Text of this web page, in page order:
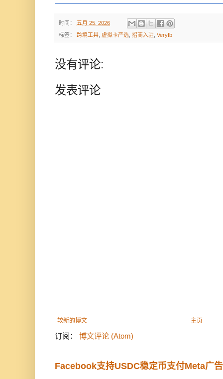
时间： 五月 25, 2026
标签： 跨境工具 虚拟卡严选 招商入驻 Veryfb
没有评论:
发表评论
较新的博文 主页
订阅： 博文评论 (Atom)
Facebook支持USDC稳定币支付Meta广